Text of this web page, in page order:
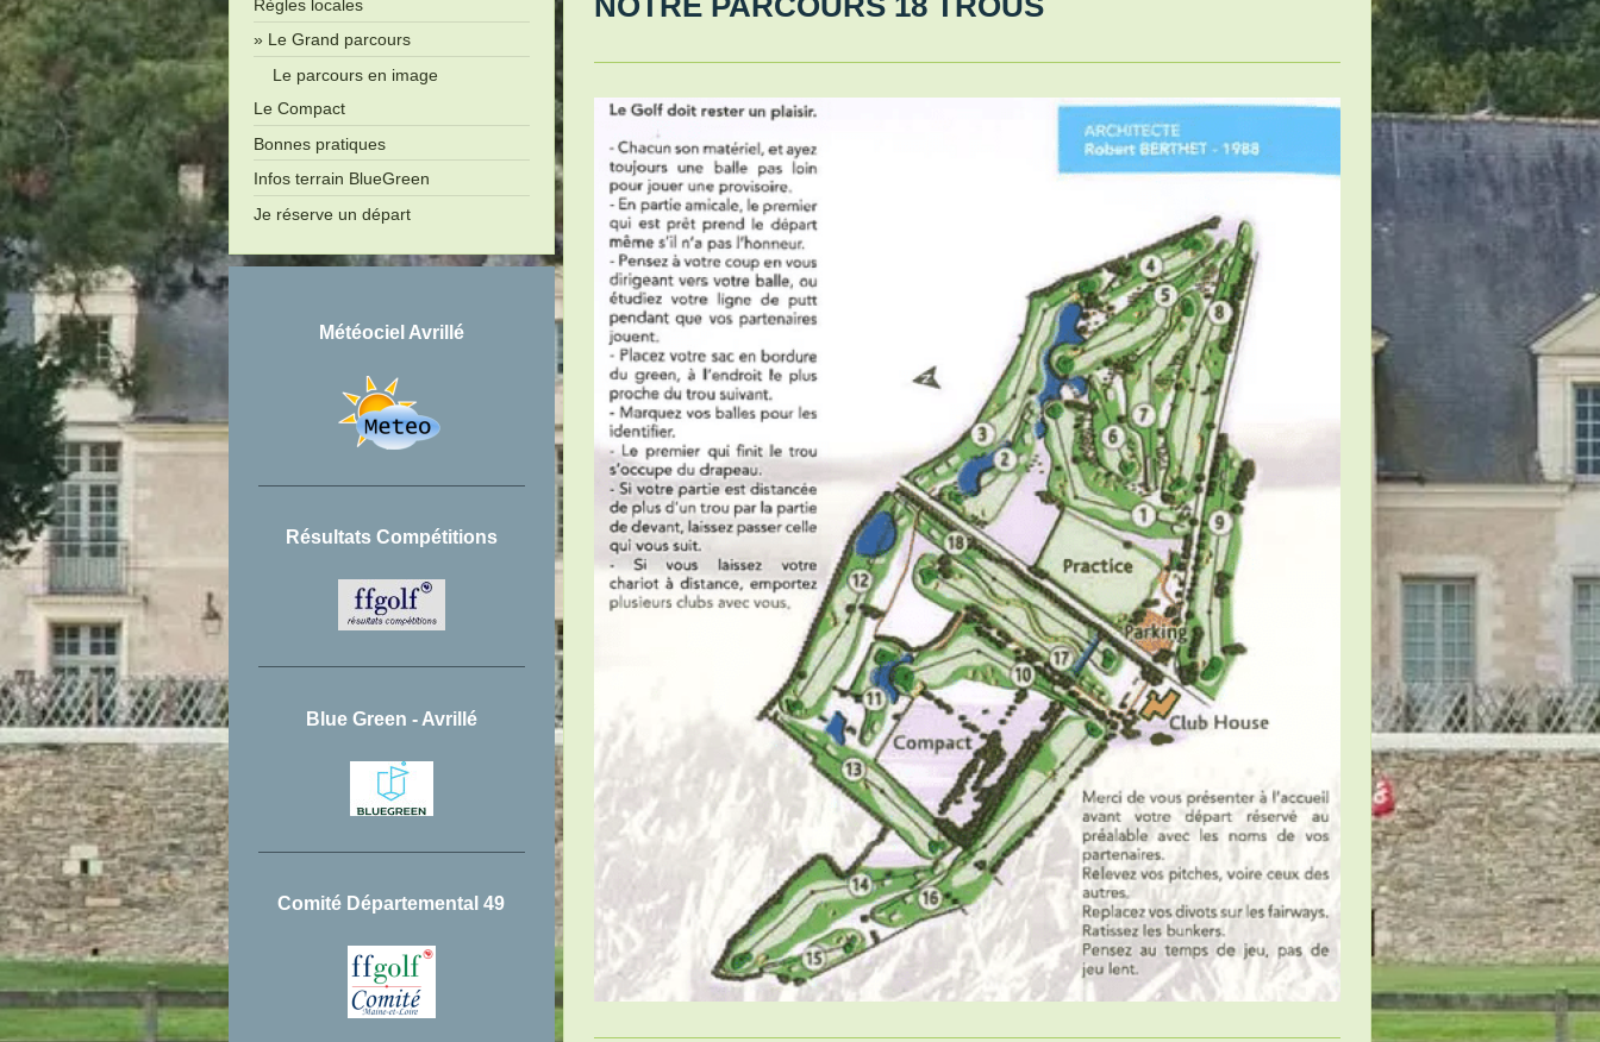
Règles locales
Le Grand parcours
Le parcours en image
Le Compact
Bonnes pratiques
Infos terrain BlueGreen
Je réserve un départ
Météociel Avrillé
Résultats Compétitions
Blue Green - Avrillé
Comité Départemental 49